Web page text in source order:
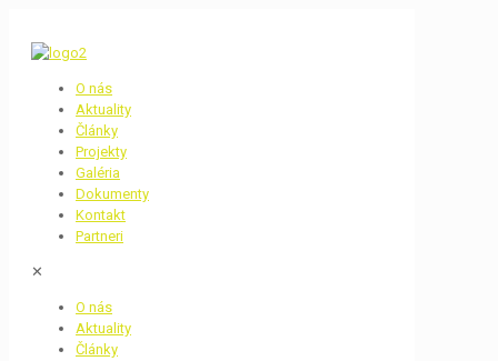
O nás
Aktuality
Články
Projekty
Galéria
Dokumenty
Kontakt
Partneri
✕
O nás
Aktuality
Články